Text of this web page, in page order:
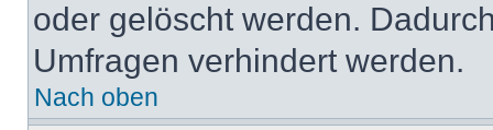
oder gelöscht werden.
Umfragen verhindert werden.
Nach oben